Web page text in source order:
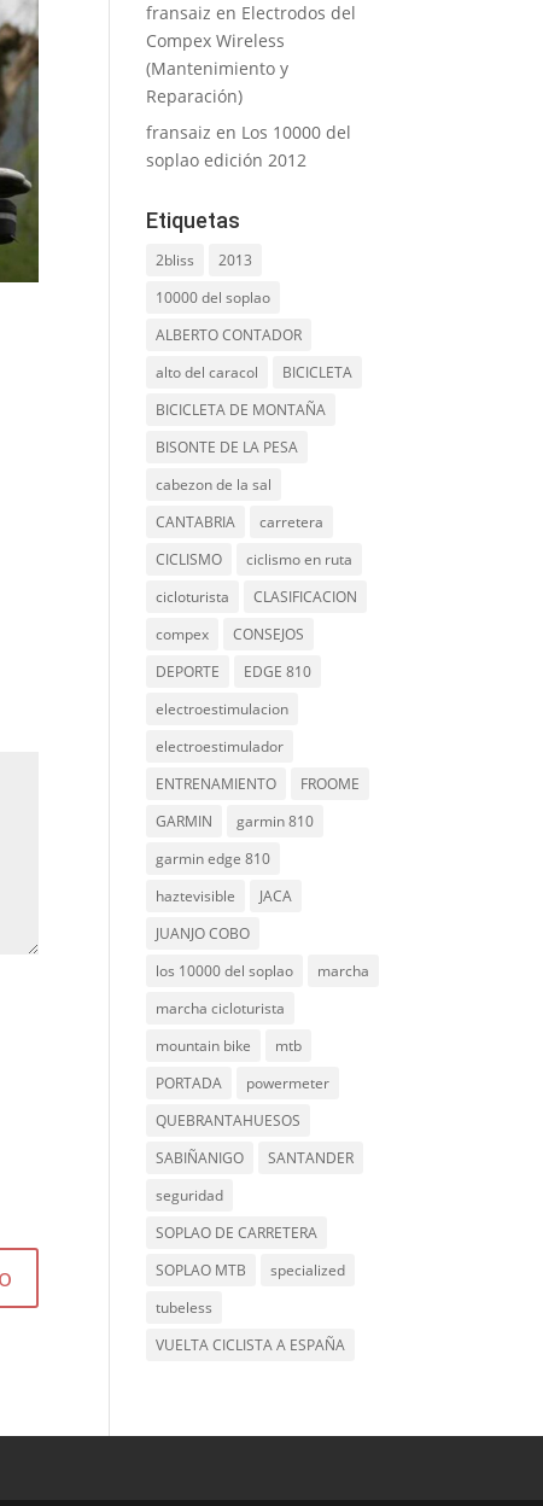
fransaiz en Electrodos del
Compex Wireless
(Mantenimiento y
Reparación)
fransaiz en Los 10000 del
soplao edición 2012
Etiquetas
2bliss
2013
10000 del soplao
ALBERTO CONTADOR
alto del caracol
BICICLETA
BICICLETA DE MONTAÑA
BISONTE DE LA PESA
cabezon de la sal
CANTABRIA
carretera
CICLISMO
ciclismo en ruta
cicloturista
CLASIFICACION
compex
CONSEJOS
DEPORTE
EDGE 810
electroestimulacion
electroestimulador
ENTRENAMIENTO
FROOME
GARMIN
garmin 810
garmin edge 810
haztevisible
JACA
JUANJO COBO
los 10000 del soplao
marcha
marcha cicloturista
mountain bike
mtb
PORTADA
powermeter
QUEBRANTAHUESOS
SABIÑANIGO
SANTANDER
seguridad
SOPLAO DE CARRETERA
SOPLAO MTB
specialized
tubeless
VUELTA CICLISTA A ESPAÑA